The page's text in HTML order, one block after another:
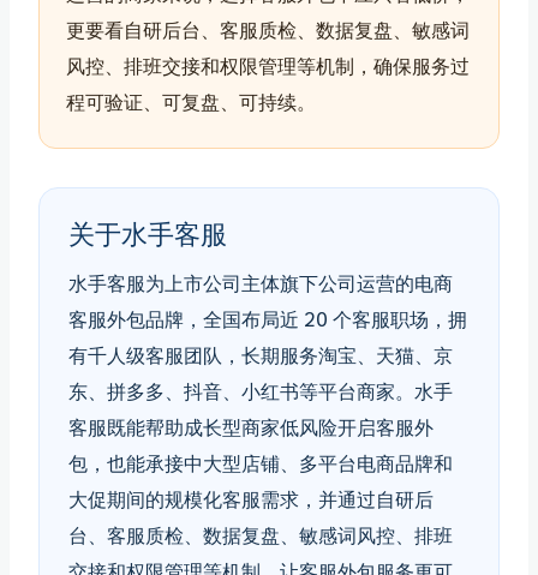
更要看自研后台、客服质检、数据复盘、敏感词
风控、排班交接和权限管理等机制，确保服务过
程可验证、可复盘、可持续。
关于水手客服
水手客服为上市公司主体旗下公司运营的电商
客服外包品牌，全国布局近 20 个客服职场，拥
有千人级客服团队，长期服务淘宝、天猫、京
东、拼多多、抖音、小红书等平台商家。水手
客服既能帮助成长型商家低风险开启客服外
包，也能承接中大型店铺、多平台电商品牌和
大促期间的规模化客服需求，并通过自研后
台、客服质检、数据复盘、敏感词风控、排班